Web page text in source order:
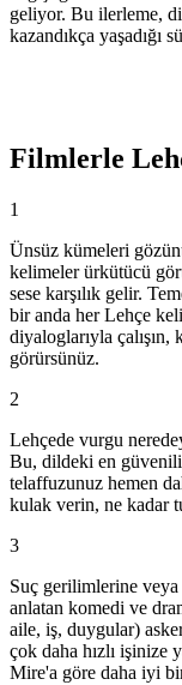
geliyor. Bu ilerleme,
kazandıkça yaşadığı
Filmlerle
1
Ünsüz kümeleri
kelimeler ürkütücü
sese karşılık gelir.
bir anda her Lehçe
diyaloglarıyla
görürsünüz.
2
Lehçede vurgu
Bu, dildeki en
telaffuzunuz hemen
kulak verin, ne kadar
3
Suç gerilimlerine
anlatan komedi ve
aile, iş, duygular)
çok daha hızlı
Mire'a göre daha iyi bir